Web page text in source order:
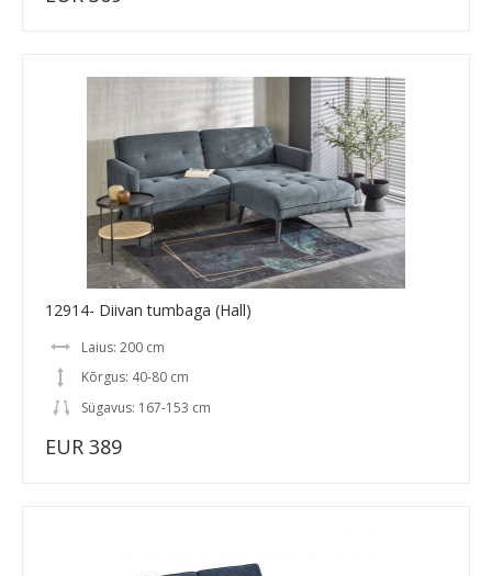
12914- Diivan tumbaga (Hall)
Laius: 200 cm
Kõrgus: 40-80 cm
Sügavus: 167-153 cm
EUR 389